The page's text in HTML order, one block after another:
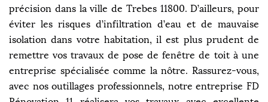
précision dans la ville de Trebes 11800. D’ailleurs, pour
éviter les risques d’infiltration d’eau et de mauvaise
isolation dans votre habitation, il est plus prudent de
remettre vos travaux de pose de fenêtre de toit à une
entreprise spécialisée comme la nôtre. Rassurez-vous,
avec nos outillages professionnels, notre entreprise FD